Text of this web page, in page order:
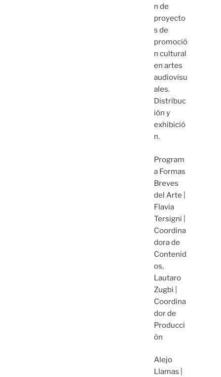
n de
proyecto
s de
promoció
n cultural
en artes
audiovisu
ales.
Distribuc
ión y
exhibició
n.
Program
a Formas
Breves
del Arte |
Flavia
Tersigni |
Coordina
dora de
Contenid
os,
Lautaro
Zugbi |
Coordina
dor de
Producci
ón
Alejo
Llamas |